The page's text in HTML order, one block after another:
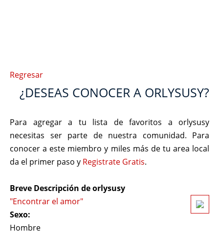
Regresar
¿DESEAS CONOCER A ORLYSUSY?
Para agregar a tu lista de favoritos a orlysusy
necesitas ser parte de nuestra comunidad. Para
conocer a este miembro y miles más de tu area local
da el primer paso y Registrate Gratis.
Breve Descripción de orlysusy
"Encontrar el amor"
Sexo:
Hombre